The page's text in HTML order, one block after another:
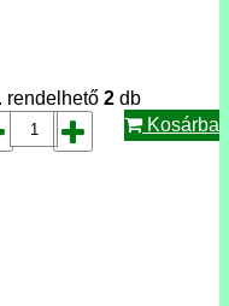
rendelhető 2 db
Kosárba